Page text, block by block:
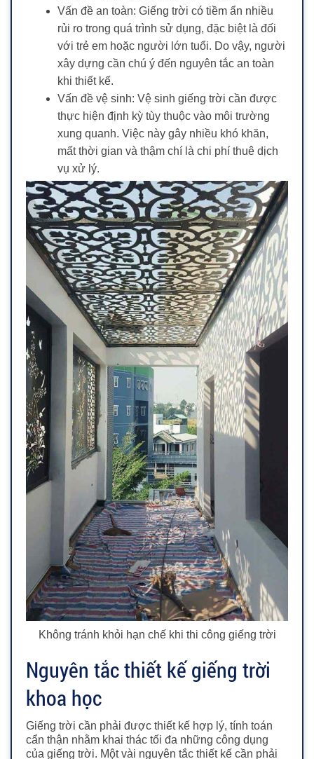
Vấn đề an toàn: Giếng trời có tiềm ẩn nhiều
rủi ro trong quá trình sử dụng, đặc biệt là đối
với trẻ em hoặc người lớn tuổi. Do vậy, người
xây dựng cần chú ý đến nguyên tắc an toàn
khi thiết kế.
Vấn đề vệ sinh: Vệ sinh giếng trời cần được
thực hiện định kỳ tùy thuộc vào môi trường
xung quanh. Việc này gây nhiều khó khăn,
mất thời gian và thậm chí là chi phí thuê dịch
vụ xử lý.
Không tránh khỏi hạn chế khi thi công giếng trời
Nguyên tắc thiết kế giếng trời
khoa học
Giếng trời cần phải được thiết kế hợp lý, tính toán
cẩn thận nhằm khai thác tối đa những công dụng
của giếng trời. Một vài nguyên tắc thiết kế cần phải